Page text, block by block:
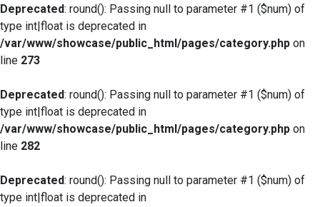
Deprecated: round(): Passing null to parameter #1 ($num) of
type int|float is deprecated in
/var/www/showcase/public_html/pages/category.php on
line 273
Deprecated: round(): Passing null to parameter #1 ($num) of
type int|float is deprecated in
/var/www/showcase/public_html/pages/category.php on
line 282
Deprecated: round(): Passing null to parameter #1 ($num) of
type int|float is deprecated in